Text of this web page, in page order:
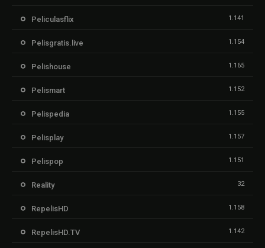
Peliculasflix 1.141
Pelisgratis.live 1.154
Pelishouse 1.165
Pelismart 1.152
Pelispedia 1.155
Pelisplay 1.157
Pelispop 1.151
Reality 32
RepelisHD 1.158
RepelisHD.TV 1.142